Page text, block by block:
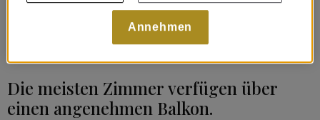
Die meisten Zimmer verfügen über
einen angenehmen Balkon.
Annehmen